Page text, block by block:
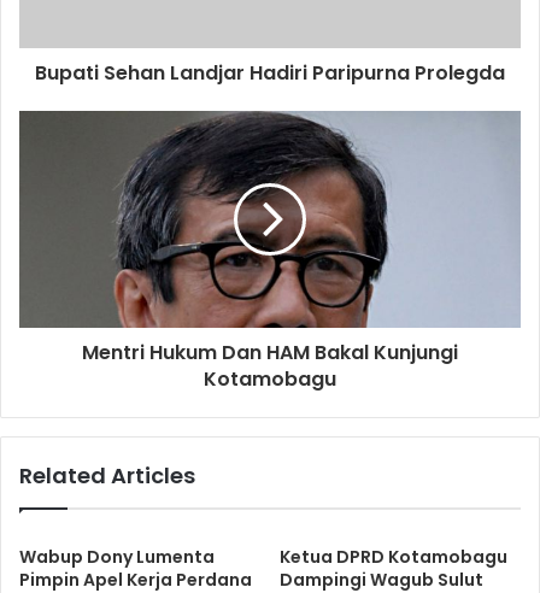
Bupati Sehan Landjar Hadiri Paripurna Prolegda
Mentri Hukum Dan HAM Bakal Kunjungi
Kotamobagu
Related Articles
Wabup Dony Lumenta
Pimpin Apel Kerja Perdana
Ketua DPRD Kotamobagu
Dampingi Wagub Sulut